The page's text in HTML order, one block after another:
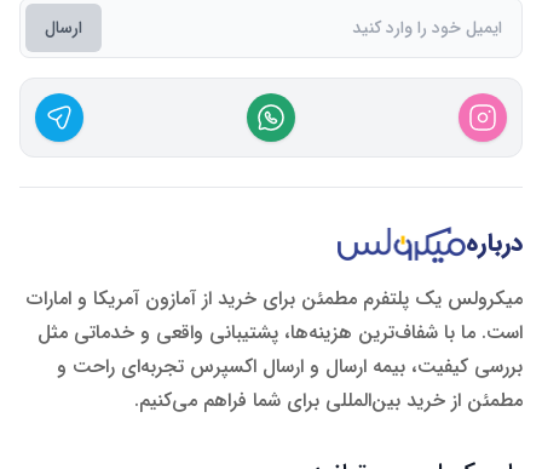
ارسال
درباره
میکرولس یک پلتفرم مطمئن برای خرید از آمازون آمریکا و امارات
است. ما با شفاف‌ترین هزینه‌ها، پشتیبانی واقعی و خدماتی مثل
بررسی کیفیت، بیمه ارسال و ارسال اکسپرس تجربه‌ای راحت و
مطمئن از خرید بین‌المللی برای شما فراهم می‌کنیم.